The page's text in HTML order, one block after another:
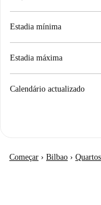
Estadia mínima
Estadia máxima
Calendário actualizado
Começar › Bilbao ›